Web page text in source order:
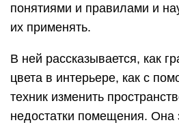
понятиями и правилами и
их применять.
В ней рассказывается, как
цвета в интерьере, как с
техник изменить
недостатки помещения. Она